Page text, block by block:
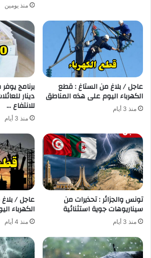
منذ يومين
عاجل / بلاغ من الستاغ : قطع
الكهرباء اليوم على هذه المناطق
منذ 3 أيام
دينار
للانتفاع …
منذ 3 أيام
تونس والجزائر : تحذيرات من
سيناريوهات جوية استثنائية
منذ 3 أيام
عاجل /
الكهرباء
منذ 4 أيام